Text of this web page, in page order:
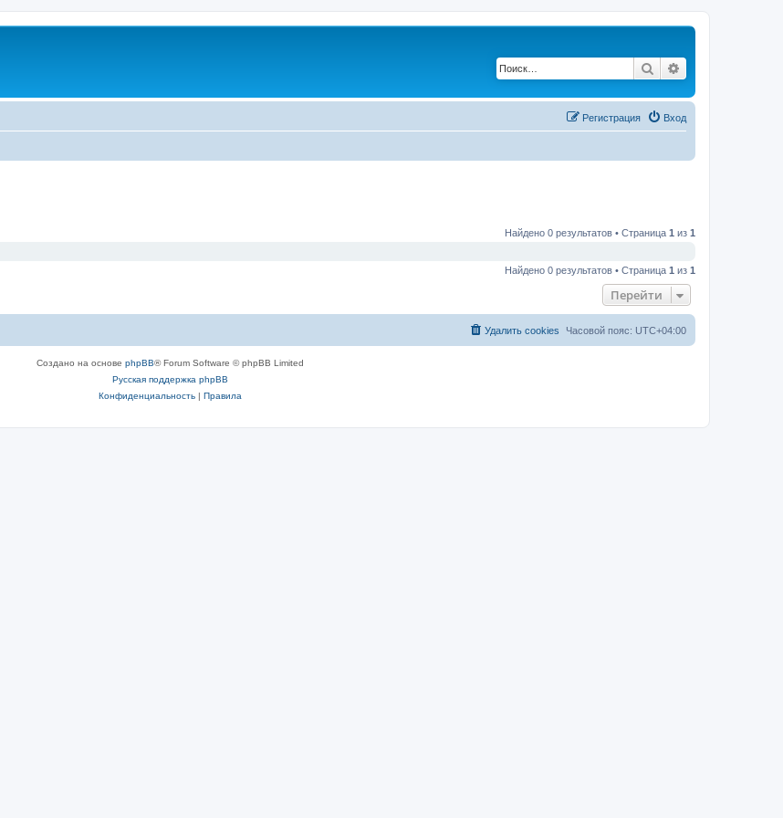
Поиск
Вход
Регистрация
Найдено 0 результатов • Страница 1 из 1
Найдено 0 результатов • Страница 1 из 1
Перейти
Часовой пояс: UTC+04:00
Удалить cookies
Создано на основе phpBB® Forum Software © phpBB Limited
Русская поддержка phpBB
Конфиденциальность| Правила